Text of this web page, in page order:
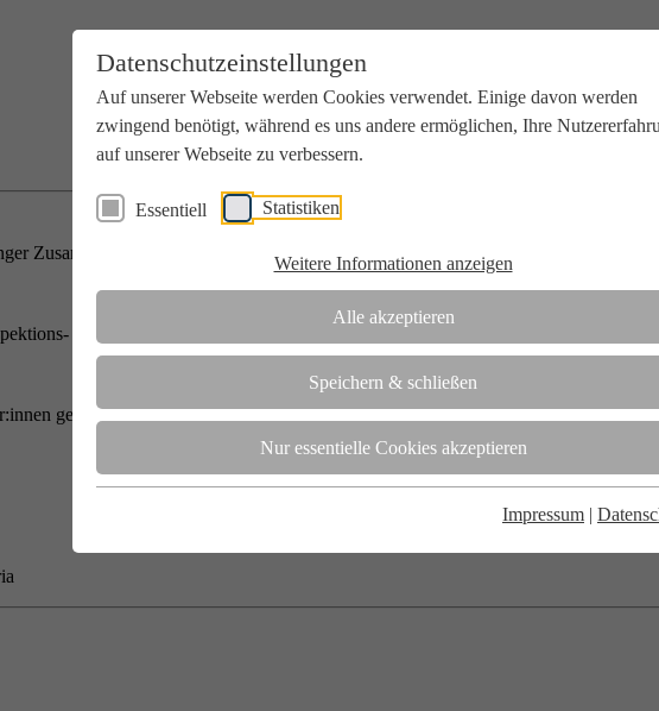
Datenschutzeinstellungen
Auf unserer Webseite werden Cookies verwendet. Einige davon werden
zwingend benötigt, während es uns andere ermöglichen, Ihre
auf unserer Webseite zu verbessern.
Essentiell Statistiken
Weitere Informationen anzeigen
Alle akzeptieren
Speichern & schließen
Nur essentielle Cookies akzeptieren
Impressum |
Zusammenarbeit mit Wissenschaft und Wirtschaft.
und Zertifizierungsstelle.
gebündelt